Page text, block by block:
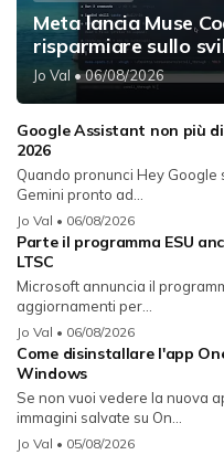
Meta lancia Muse
risparmiare sullo
Jo Val • 06/08/2026
Google Assistant non più
2026
Quando pronunci Hey Google
Gemini pronto ad...
Jo Val • 06/08/2026
Parte il programma ESU
LTSC
Microsoft annuncia il
aggiornamenti per...
Jo Val • 06/08/2026
Come disinstallare l'app
Windows
Se non vuoi vedere la nuova
immagini salvate su On...
Jo Val • 05/08/2026